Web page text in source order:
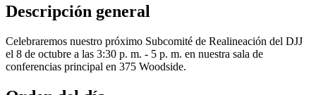
Descripción general
Celebraremos nuestro próximo Subcomité de Realineación del DJJ
el 8 de octubre a las 3:30 p. m. - 5 p. m. en nuestra sala de
conferencias principal en 375 Woodside.